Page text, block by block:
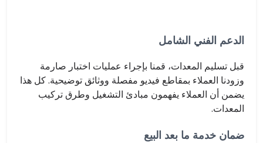
الدعم الفني الشامل
قبل تسليم المعدات، قمنا بإجراء عمليات اختبار صارمة
وزودنا العملاء بمقاطع فيديو مفصلة ووثائق توضيحية. كل هذا
يضمن أن العملاء يفهمون مبادئ التشغيل وطرق تركيب
المعدات.
ضمان خدمة ما بعد البيع